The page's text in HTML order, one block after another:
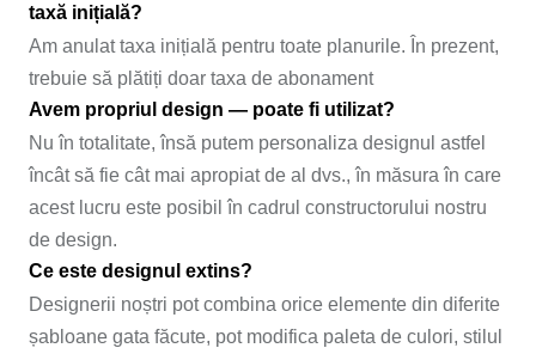
taxă inițială?
Am anulat taxa inițială pentru toate planurile. În prezent,
trebuie să plătiți doar taxa de abonament
Avem propriul design — poate fi utilizat?
Nu în totalitate, însă putem personaliza designul astfel
încât să fie cât mai apropiat de al dvs., în măsura în care
acest lucru este posibil în cadrul constructorului nostru
de design.
Ce este designul extins?
Designerii noștri pot combina orice elemente din diferite
șabloane gata făcute, pot modifica paleta de culori, stilul